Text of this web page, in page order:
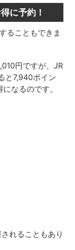
に予約！
ることもできま
円ですが、JR
と7,940ポイン
なるのです。
れることもあり